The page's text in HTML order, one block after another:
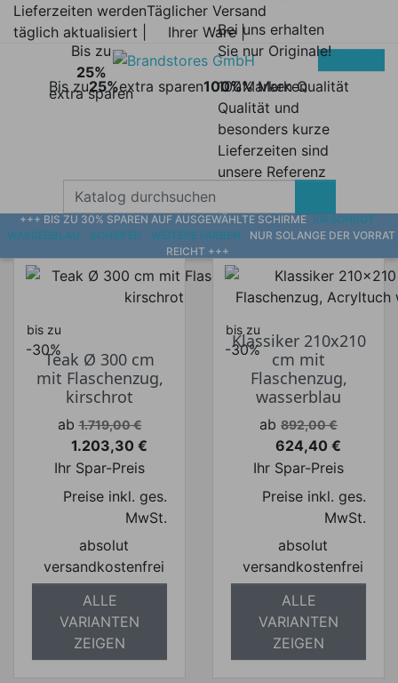
Lieferzeiten werden
täglich aktualisiert |
Täglicher Versand
Ihrer Ware |
Bis zu25%extra sparen
Bis zu
25%
extra sparen
100%Marken Qualität
Bei uns erhalten
Sie nur Originale!
100% Marken
Qualität und
besonders kurze
Lieferzeiten sind
unsere Referenz
+++ BIS ZU 30% SPAREN AUF AUSGEWÄHLTE SCHIRME KIRSCHROT
WASSERBLAU
SCHIEFER WEITERE FARBEN
NUR SOLANGE DER VORRAT
REICHT +++
bis zu
-30%Teak Ø 300 cm
mit Flaschenzug,
kirschrot
Verkaufspreis
ab 1.719,00 €
Preis
1.203,30 €
Ihr Spar-Preis
Preise inkl. ges.
MwSt.
absolut
versandkostenfrei
ALLE
VARIANTEN
ZEIGEN
bis zu
-30%
Klassiker 210x210
cm mit
Flaschenzug,
wasserblau
Verkaufspreis
ab 892,00 €
Preis
624,40 €
Ihr Spar-Preis
Preise inkl. ges.
MwSt.
absolut
versandkostenfrei
ALLE
VARIANTEN
ZEIGEN